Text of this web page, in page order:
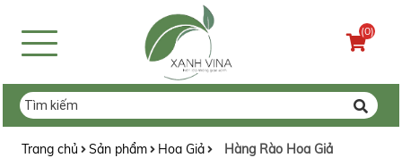
(0)
Trang chủ Sản phẩm Hoa Giả Hàng Rào Hoa Giả